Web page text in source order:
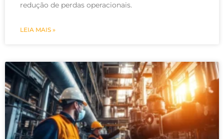
redução de perdas operacionais.
LEIA MAIS »